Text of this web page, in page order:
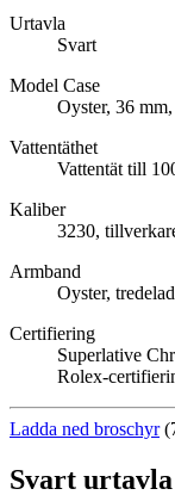
Urtavla
Svart
Model Case
Oyster, 36
Vattentäthet
Vattentät till
Kaliber
3230,
Armband
Oyster,
Certifiering
Superlative
Rolex-
Ladda ned broschyr
Svart urtavla